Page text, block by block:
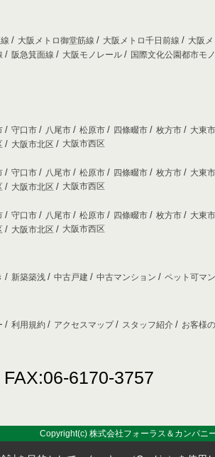
大阪メトロ御堂筋線 大阪メトロ千日前線 大阪
阪急箕面線 大阪モノレール 国際文化公園都市モ
守口市 八尾市 松原市 四條畷市 枚方市 大東市
大阪市北区 大阪市西区
守口市 八尾市 松原市 四條畷市 枚方市 大東市
大阪市北区 大阪市西区
守口市 八尾市 松原市 四條畷市 枚方市 大東市
大阪市北区 大阪市西区
新築築浅 中古戸建 中古マンション ペット可マ
利用規約 アクセスマップ スタッフ紹介 お客様
6170-3757
Copyright(c) 株式会社フォーラス＆カンパニ